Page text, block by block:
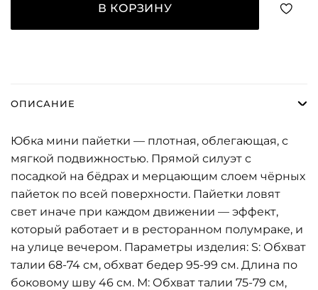
В КОРЗИНУ
ОПИСАНИЕ
Юбка мини пайетки — плотная, облегающая, с
мягкой подвижностью. Прямой силуэт с
посадкой на бёдрах и мерцающим слоем чёрных
пайеток по всей поверхности. Пайетки ловят
свет иначе при каждом движении — эффект,
который работает и в ресторанном полумраке, и
на улице вечером. Параметры изделия: S: Обхват
талии 68-74 см, обхват бедер 95-99 см. Длина по
боковому шву 46 см. М: Обхват талии 75-79 см,